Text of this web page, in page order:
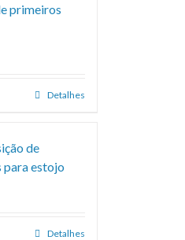
primeiros
Detalhes
de
para estojo
Detalhes